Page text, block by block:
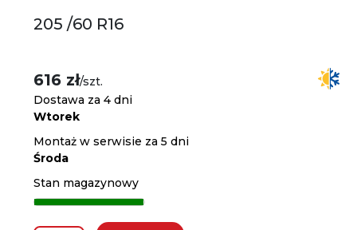
205 /60 R16
616 zł/szt.
Dostawa za 4 dni
Wtorek
Montaż w serwisie za 5 dni
Środa
Stan magazynowy